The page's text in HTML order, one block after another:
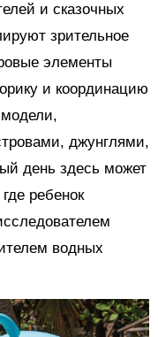
и сказочных
зрительное
элементы
и координацию
джунглями,
день здесь может
ребенок
водных